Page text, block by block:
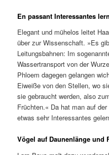
En passant Interessantes
Elegant und mühelos leitet
über zur Wissenschaft. »Es
Leitungsbahnen: Im
Wassertransport von der
Phloem dagegen gelangen
Eiweiße von den Stellen, wo
sie gebraucht werden, also
Früchten.« Da hat man auf
etwas sehr Interessantes
Vögel auf Daunenlänge und